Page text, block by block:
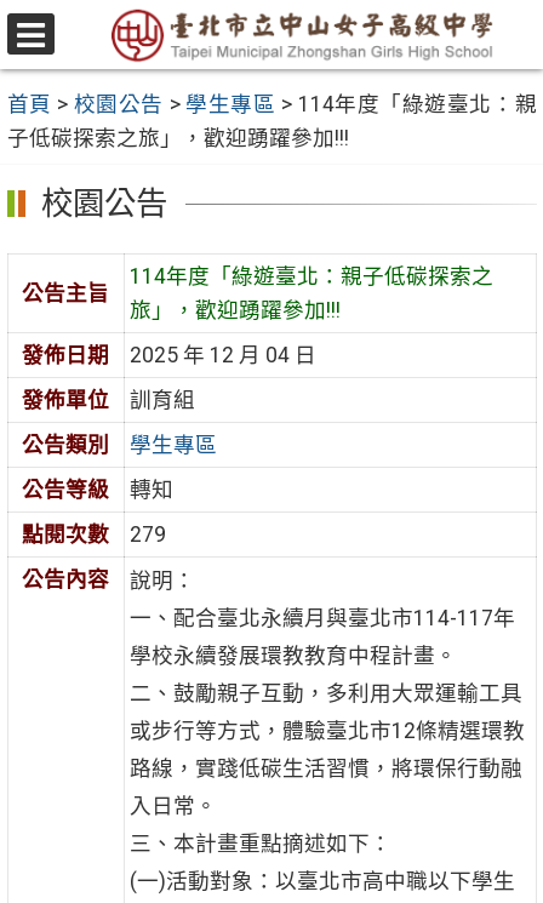
跳
至
要
內
容
區
選
單
首頁 > 校園公告 > 學生專區 > 114年度「綠遊臺北：親
子低碳探索之旅」，歡迎踴躍參加!!!
校園公告
公告主旨
114年度「綠遊臺北：親子低碳探索之
旅」，歡迎踴躍參加!!!
發佈日期
2025 年 12 月 04 日
發佈單位
訓育組
公告類別
學生專區
公告等級
轉知
點閱次數
279
公告內容
說明：
一、配合臺北永續月與臺北市114-117年
學校永續發展環教教育中程計畫。
二、鼓勵親子互動，多利用大眾運輸工具
或步行等方式，體驗臺北市12條精選環教
路線，實踐低碳生活習慣，將環保行動融
入日常。
三、本計畫重點摘述如下：
(一)活動對象：以臺北市高中職以下學生